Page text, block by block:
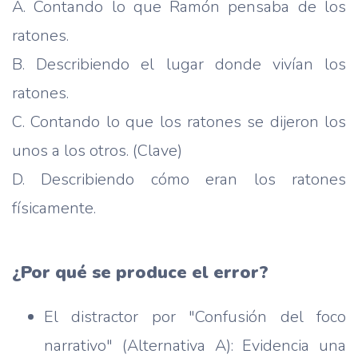
A. Contando lo que Ramón pensaba de los
ratones.
B. Describiendo el lugar donde vivían los
ratones.
C. Contando lo que los ratones se dijeron los
unos a los otros. (Clave)
D. Describiendo cómo eran los ratones
físicamente.
¿Por qué se produce el error?
El distractor por "Confusión del foco
narrativo" (Alternativa A): Evidencia una